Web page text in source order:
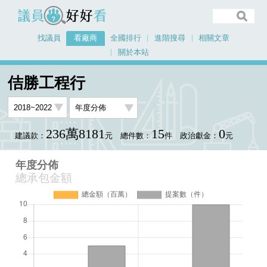
議員好好看
找議員 看廠商 全國排行 進階搜尋
相關文章
關於本站
佶勝工程行
建議款： 236萬8181元 總件數： 15件 政治獻金： 0元
年度分佈
總承包金額